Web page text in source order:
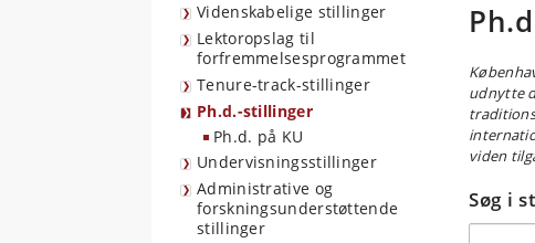
Videnskabelige stillinger
Lektoropslag til
forfremmelsesprogrammet
Tenure-track-stillinger
Ph.d.-stillinger
Ph.d. på KU
Undervisningsstillinger
Administrative og
forskningsunderstøttende
stillinger
udnytte
viden
Søg i
Søg